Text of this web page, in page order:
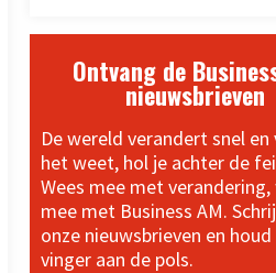
Ontvang de
nieuwsbrieven
De wereld verandert snel en
het weet, hol je achter de
Wees mee met verandering,
mee met Business AM.
onze nieuwsbrieven en
vinger aan de pols.